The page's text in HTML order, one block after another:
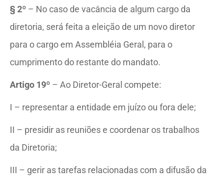
§ 2º – No caso de vacância de algum cargo da
diretoria, será feita a eleição de um novo diretor
para o cargo em Assembléia Geral, para o
cumprimento do restante do mandato.
Artigo 19º – Ao Diretor-Geral compete:
I – representar a entidade em juízo ou fora dele;
II – presidir as reuniões e coordenar os trabalhos
da Diretoria;
III – gerir as tarefas relacionadas com a difusão da